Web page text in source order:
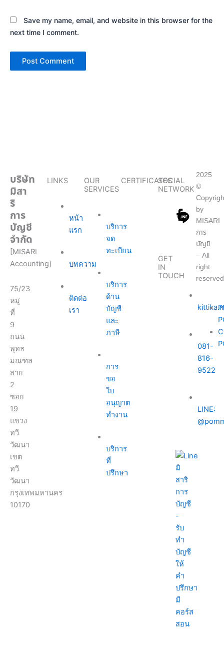
Save my name, email, and website in this browser for the
next time I comment.
บริษัท
มิสา
ริ
การ
บัญชี
จำกัด
[MISARI
Accounting]
75/23
หมู่
ที่
9
ถนน
พุทธ
มณฑล
สาย
2
ซอย
19
แขวง
ทวี
วัฒนา
เขต
ทวี
วัฒนา
กรุงเทพมหานคร
10170
LINKS
หน้า
แรก
บทความ
ติดต่อ
เรา
OUR
SERVICES
บริการ
จด
ทะเบียน
บริการ
ด้าน
บัญชี
และ
ภาษี
การ
ขอ
ใบ
อนุญาต
ทำงาน
บริการ
ที่
ปรึกษา
CERTIFICATESSOCIAL
NETWORK
GET
IN
TOUCH
081-
816-
9522
LINE:
2025
©
by
MISARI
การ
บัญชี
– All
right